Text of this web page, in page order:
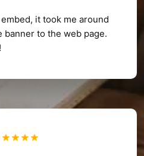
it took me around
banner to the web page.